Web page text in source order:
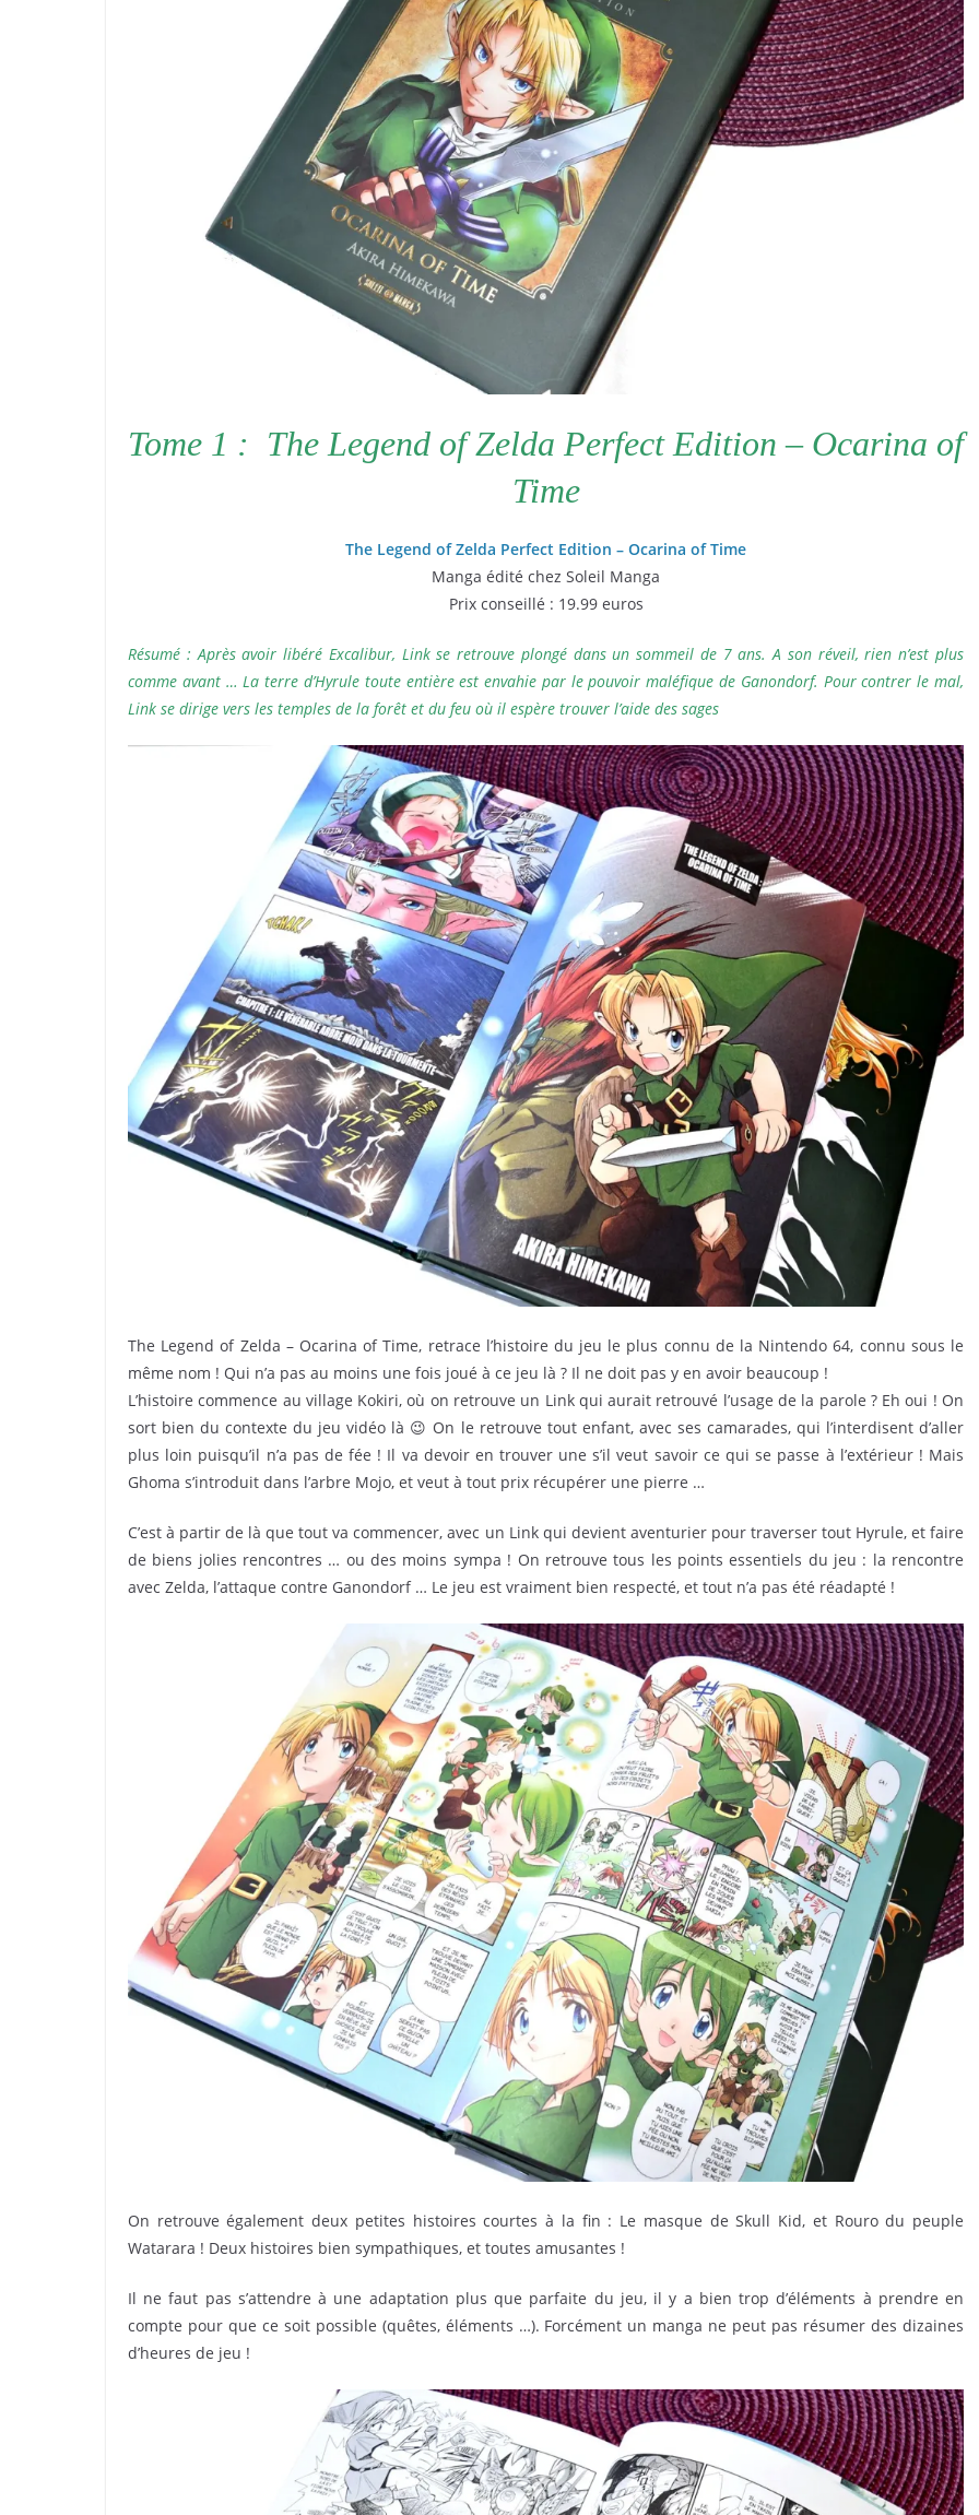
Tome 1 : The Legend of Zelda Perfect Edition – Ocarina of
Time
The Legend of Zelda Perfect Edition – Ocarina of Time
Manga édité chez Soleil Manga
Prix conseillé : 19.99 euros
Résumé : Après avoir libéré Excalibur, Link se retrouve plongé dans un sommeil de 7 ans. A son réveil, rien n’est plus
comme avant … La terre d’Hyrule toute entière est envahie par le pouvoir maléfique de Ganondorf. Pour contrer le mal,
Link se dirige vers les temples de la forêt et du feu où il espère trouver l’aide des sages
The Legend of Zelda – Ocarina of Time, retrace l’histoire du jeu le plus connu de la Nintendo 64, connu sous le
même nom ! Qui n’a pas au moins une fois joué à ce jeu là ? Il ne doit pas y en avoir beaucoup !
L’histoire commence au village Kokiri, où on retrouve un Link qui aurait retrouvé l’usage de la parole ? Eh oui ! On
sort bien du contexte du jeu vidéo là 😉 On le retrouve tout enfant, avec ses camarades, qui l’interdisent d’aller
plus loin puisqu’il n’a pas de fée ! Il va devoir en trouver une s’il veut savoir ce qui se passe à l’extérieur ! Mais
Ghoma s’introduit dans l’arbre Mojo, et veut à tout prix récupérer une pierre …
C’est à partir de là que tout va commencer, avec un Link qui devient aventurier pour traverser tout Hyrule, et faire
de biens jolies rencontres … ou des moins sympa ! On retrouve tous les points essentiels du jeu : la rencontre
avec Zelda, l’attaque contre Ganondorf … Le jeu est vraiment bien respecté, et tout n’a pas été réadapté !
On retrouve également deux petites histoires courtes à la fin : Le masque de Skull Kid, et Rouro du peuple
Watarara ! Deux histoires bien sympathiques, et toutes amusantes !
Il ne faut pas s’attendre à une adaptation plus que parfaite du jeu, il y a bien trop d’éléments à prendre en
compte pour que ce soit possible (quêtes, éléments …). Forcément un manga ne peut pas résumer des dizaines
d’heures de jeu !